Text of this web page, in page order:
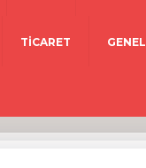
TİCARET GENEL